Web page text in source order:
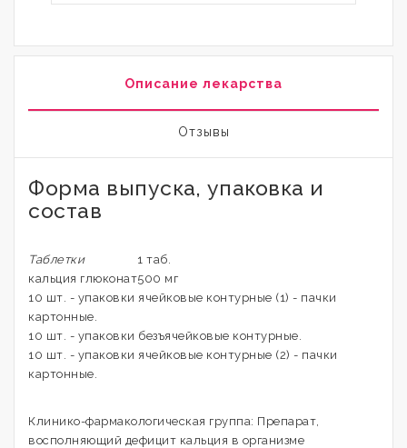
Описание лекарства
Отзывы
Форма выпуска, упаковка и
состав
Таблетки
1 таб.
кальция глюконат500 мг
10 шт. - упаковки ячейковые контурные (1) - пачки
картонные.
10 шт. - упаковки безъячейковые контурные.
10 шт. - упаковки ячейковые контурные (2) - пачки
картонные.
Клинико-фармакологическая группа: Препарат,
восполняющий дефицит кальция в организме